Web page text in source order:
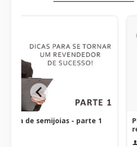
Plataforma Vitrine Online: